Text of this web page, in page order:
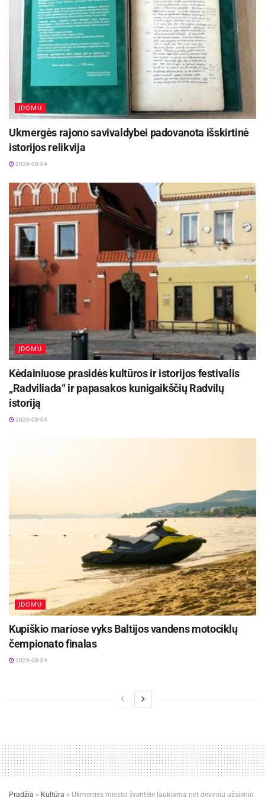
ĮDOMU
Ukmergės rajono savivaldybei padovanota išskirtinė
istorijos relikvija
2026-08-04
ĮDOMU
Kėdainiuose prasidės kultūros ir istorijos festivalis
„Radviliada“ ir papasakos kunigaikščių Radvilų
istoriją
2026-08-04
ĮDOMU
Kupiškio mariose vyks Baltijos vandens motociklų
čempionato finalas
2026-08-04
Pradžia » Kultūra » Ukmergės miesto šventėje laukiama net devynių užsienio